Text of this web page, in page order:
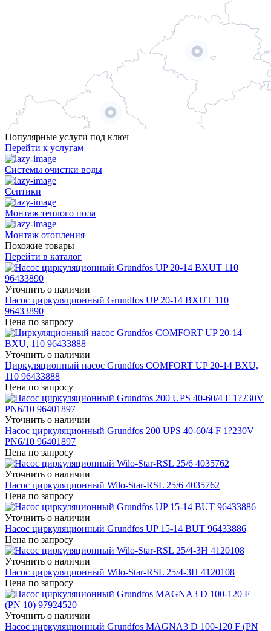
Популярные услуги под ключ
Перейти к услугам
Системы очистки воды
Септики
Монтаж теплого пола
Монтаж отопления
Похожие товары
Перейти в каталог
Уточнить о наличии
Насос циркуляционный Grundfos UP 20-14 BXUT 110
96433890
Цена по запросу
Уточнить о наличии
Циркуляционный насос Grundfos COMFORT UP 20-14 BXU,
110 96433888
Цена по запросу
Уточнить о наличии
Насос циркуляционный Grundfos 200 UPS 40-60/4 F 1?230V
PN6/10 96401897
Цена по запросу
Уточнить о наличии
Насос циркуляционный Wilo-Star-RSL 25/6 4035762
Цена по запросу
Уточнить о наличии
Насос циркуляционный Grundfos UP 15-14 BUT 96433886
Цена по запросу
Уточнить о наличии
Насос циркуляционный Wilo-Star-RSL 25/4-3H 4120108
Цена по запросу
Уточнить о наличии
Насос циркуляционный Grundfos MAGNA3 D 100-120 F (PN